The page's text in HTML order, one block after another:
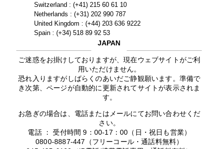
Switzerland : (+41) 215 60 61 10
Netherlands : (+31) 202 990 787
United Kingdom : (+44) 203 636 9222
Spain : (+34) 518 89 92 53
JAPAN
ご迷惑をお掛けしておりますが、現在ウェブサイトがご利
用いただけません。
恐れ入りますがしばらくのあいだご静観願います。準備で
き次第、ページが自動的に更新されてサイトが表示されま
す。
お急ぎの場合は、電話またはメールにてお問い合わせくだ
さい。
電話 ： 受付時間 9：00-17：00（日・祝日も営業）
0800-8887-447（フリーコール・通話料無料）